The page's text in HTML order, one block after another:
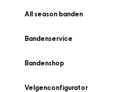
All season banden
Bandenservice
Bandenshop
Velgenconfigurator